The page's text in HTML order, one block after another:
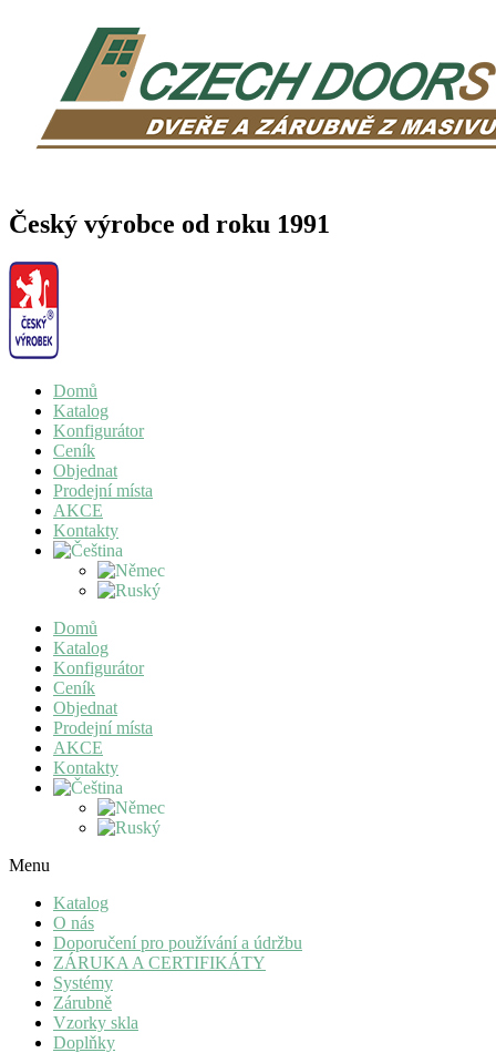
Český výrobce od roku 1991
Domů
Katalog
Konfigurátor
Ceník
Objednat
Prodejní místa
AKCE
Kontakty
Domů
Katalog
Konfigurátor
Ceník
Objednat
Prodejní místa
AKCE
Kontakty
Menu
Katalog
O nás
Doporučení pro používání a údržbu
ZÁRUKA A CERTIFIKÁTY
Systémy
Zárubně
Vzorky skla
Doplňky